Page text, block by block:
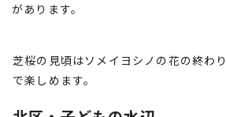
があります。
芝桜の見頃はソメイヨシノの花の終わ
で楽しめます。